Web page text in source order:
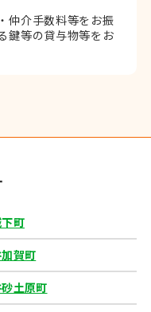
仲介手数料等をお振
鍵等の貸与物等をお
町
賀町
土原町